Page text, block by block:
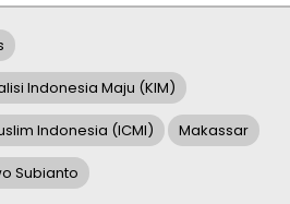
Indonesia Maju (KIM)
Indonesia (ICMI) Makassar
Subianto